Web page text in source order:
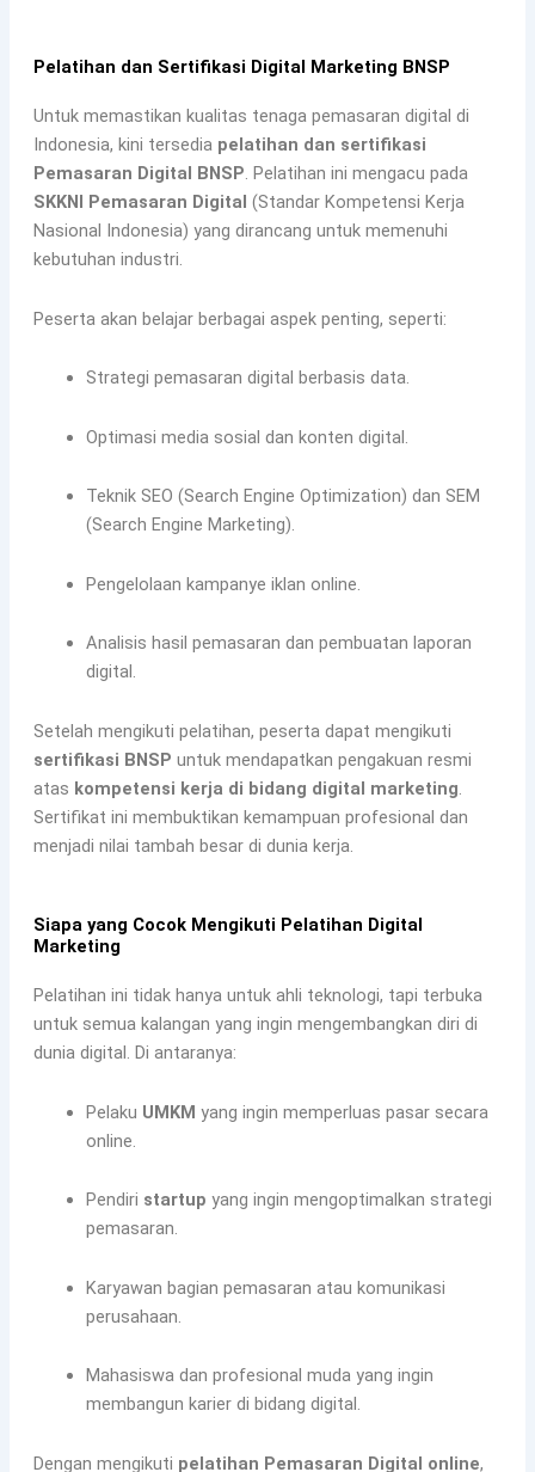
Pelatihan dan Sertifikasi Digital Marketing BNSP
Untuk memastikan kualitas tenaga pemasaran digital di
Indonesia, kini tersedia pelatihan dan sertifikasi
Pemasaran Digital BNSP. Pelatihan ini mengacu pada
SKKNI Pemasaran Digital (Standar Kompetensi Kerja
Nasional Indonesia) yang dirancang untuk memenuhi
kebutuhan industri.
Peserta akan belajar berbagai aspek penting, seperti:
Strategi pemasaran digital berbasis data.
Optimasi media sosial dan konten digital.
Teknik SEO (Search Engine Optimization) dan SEM
(Search Engine Marketing).
Pengelolaan kampanye iklan online.
Analisis hasil pemasaran dan pembuatan laporan
digital.
Setelah mengikuti pelatihan, peserta dapat mengikuti
sertifikasi BNSP untuk mendapatkan pengakuan resmi
atas kompetensi kerja di bidang digital marketing.
Sertifikat ini membuktikan kemampuan profesional dan
menjadi nilai tambah besar di dunia kerja.
Siapa yang Cocok Mengikuti Pelatihan Digital
Marketing
Pelatihan ini tidak hanya untuk ahli teknologi, tapi terbuka
untuk semua kalangan yang ingin mengembangkan diri di
dunia digital. Di antaranya:
Pelaku UMKM yang ingin memperluas pasar secara
online.
Pendiri startup yang ingin mengoptimalkan strategi
pemasaran.
Karyawan bagian pemasaran atau komunikasi
perusahaan.
Mahasiswa dan profesional muda yang ingin
membangun karier di bidang digital.
Dengan mengikuti pelatihan Pemasaran Digital online,